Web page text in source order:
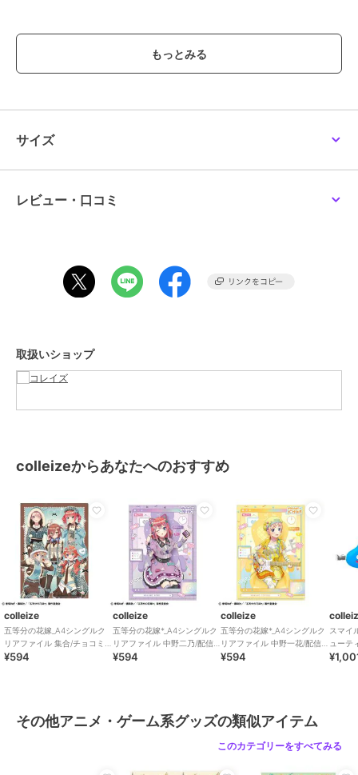
カラー **
サイズ
サイズ
レビュー・口コミ
取扱いショップ
colleizeからあなたへのおすすめ
colleize
五等分の花嫁_A4シングルク
リアファイル 集合/チョコミ
ントGAL
¥594
colleize
五等分の花嫁*_A4シングルク
リアファイル 中野二乃/配信
者なりきり
¥594
colleize
五等分の花嫁*_A4シングルク
リアファイル 中野一花/配信
者なりきり
¥594
スマイ
ューテ
リップ
その他アニメ・ゲーム系グッズの類似アイテム
このカテゴリーをすべてみる